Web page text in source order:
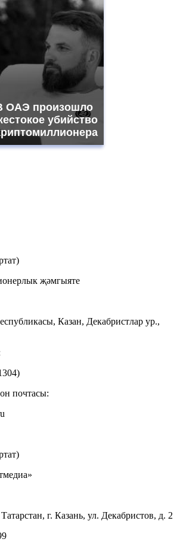
ОАЭ произошло
убийство
җәмгыяте
Казан, Декабристлар ур.,
почтасы:
г. Казань, ул. Декабристов, д. 2